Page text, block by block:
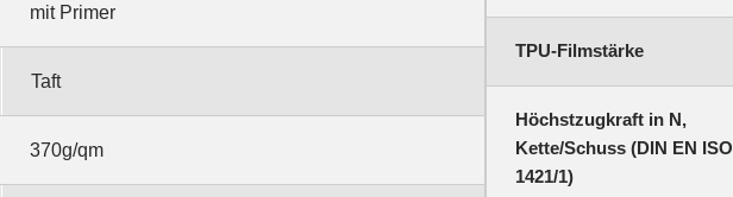
mit Primer
Taft
370g/qm
TPU-Filmstärke
Höchstzugkraft in N,
Kette/Schuss (DIN EN ISO
1421/1)